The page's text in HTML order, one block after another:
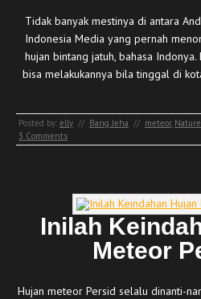
Tidak banyak mestinya di antara
Indonesia Media yang pernah
hujan bintang jatuh, bahasa Indonya.
bisa melakukannya bila tinggal di
Posted by: elly // Bang Jeha // meteor, Nature
3 Comments
Inilah
Meteor
Hujan meteor Persid selalu dinanti-